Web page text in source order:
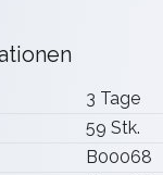
3 Tage
59 Stk.
B00068